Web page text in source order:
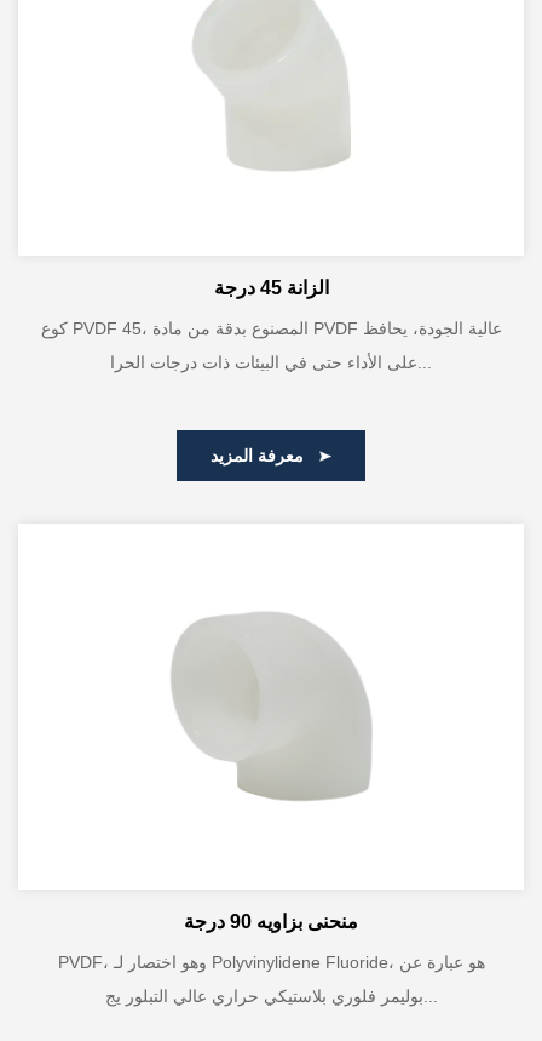
الزانة 45 درجة
كوع PVDF 45، المصنوع بدقة من مادة PVDF عالية الجودة، يحافظ
منحنى بزاويه 90 درجة
PVDF، وهو اختصار لـ Polyvinylidene Fluoride، هو عبارة عن